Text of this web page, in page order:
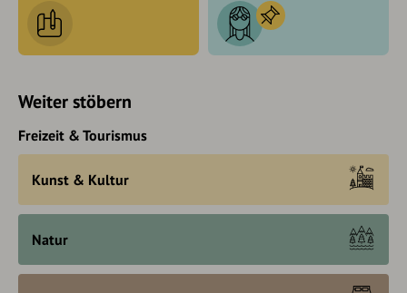
Weiter stöbern
Freizeit & Tourismus
Kunst & Kultur
Natur